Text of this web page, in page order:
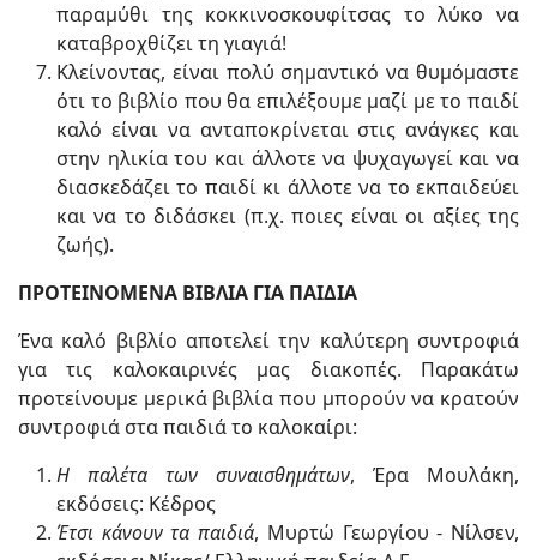
παραμύθι της κοκκινοσκουφίτσας το λύκο να
καταβροχθίζει τη γιαγιά!
Κλείνοντας, είναι πολύ σημαντικό να θυμόμαστε
ότι το βιβλίο που θα επιλέξουμε μαζί με το παιδί
καλό είναι να ανταποκρίνεται στις ανάγκες και
στην ηλικία του και άλλοτε να ψυχαγωγεί και να
διασκεδάζει το παιδί κι άλλοτε να το εκπαιδεύει
και να το διδάσκει (π.χ. ποιες είναι οι αξίες της
ζωής).
ΠΡΟΤΕΙΝΟΜΕΝΑ ΒΙΒΛΙΑ ΓΙΑ ΠΑΙΔΙΑ
Ένα καλό βιβλίο αποτελεί την καλύτερη συντροφιά
για τις καλοκαιρινές μας διακοπές. Παρακάτω
προτείνουμε μερικά βιβλία που μπορούν να κρατούν
συντροφιά στα παιδιά το καλοκαίρι:
Η παλέτα των συναισθημάτων, Έρα Μουλάκη,
εκδόσεις: Κέδρος
Έτσι κάνουν τα παιδιά, Μυρτώ Γεωργίου - Νίλσεν,